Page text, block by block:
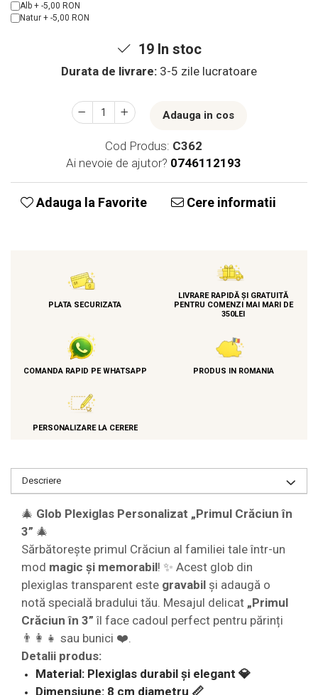
Alb + -5,00 RON
Natur + -5,00 RON
19In stoc
Durata de livrare: 3-5 zile lucratoare
Adauga in cos
Cod Produs: C362
Ai nevoie de ajutor? 0746112193
Adauga la Favorite Cere informatii
PLATA SECURIZATA
LIVRARE RAPIDĂ ȘI GRATUITĂ
PENTRU COMENZI MAI MARI DE
350LEI
COMANDA RAPID PE WHATSAPP PRODUS IN ROMANIA
PERSONALIZARE LA CERERE
Descriere
🎄 Glob Plexiglas Personalizat „Primul Crăciun în
3” 🎄
Sărbătorește primul Crăciun al familiei tale într-un
mod magic și memorabil! ✨ Acest glob din
plexiglas transparent este gravabil și adaugă o
notă specială bradului tău. Mesajul delicat „Primul
Crăciun în 3” îl face cadoul perfect pentru părinți
👨‍👩‍👧 sau bunici ❤️.
Detalii produs:
Material: Plexiglas durabil și elegant 💎
Dimensiune: 8 cm diametru 📏